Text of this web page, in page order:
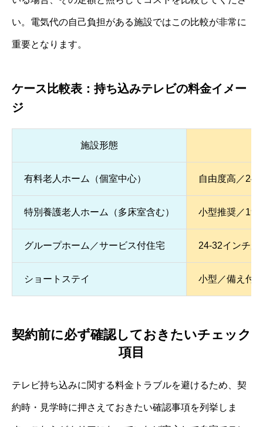
い。電気代の自己負担がある施設ではこの比較が非常に
重要となります。
ケース比較表：持ち込みテレビの料金イメー
ジ
施設形態
有料老人ホーム（個室中心） 自由度高／24-
特別養護老人ホーム（多床室含む） 小型推奨／19
グループホーム／サービス付住宅 24-32インチ
ショートステイ 小型／備え付
契約前に必ず確認しておきたいチェック
項目
テレビ持ち込みに関する料金トラブルを避けるため、契
約時・見学時に押さえておきたい確認事項を列挙しま